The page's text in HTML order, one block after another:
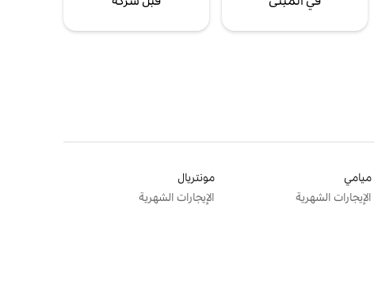
ميامي
الإيجارات الشهرية
مونتريال
الإيجارات الشهرية